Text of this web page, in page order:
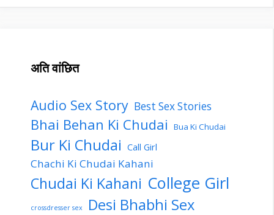
अति वांछित
Audio Sex Story Best Sex Stories
Bhai Behan Ki Chudai Bua Ki Chudai
Bur Ki Chudai Call Girl
Chachi Ki Chudai Kahani
Chudai Ki Kahani College Girl
crossdresser sex Desi Bhabhi Sex